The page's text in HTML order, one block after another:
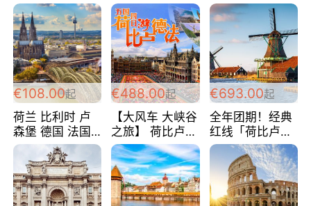
€108.00起
荷兰 比利时 卢
森堡 德国 法国
超爽玩遍西欧 循
环线 全程四星宾
馆 108欧/人/天
€488.00起
【大风车 大峡谷
之旅】 荷比卢德
法 巴黎上下 经
典五国四日游
488欧/人
€693.00起
全年团期！经典
红线「荷比卢德
法」七天循环 五
国 仅售99欧/人/
天！巴黎上下！
包拼房~